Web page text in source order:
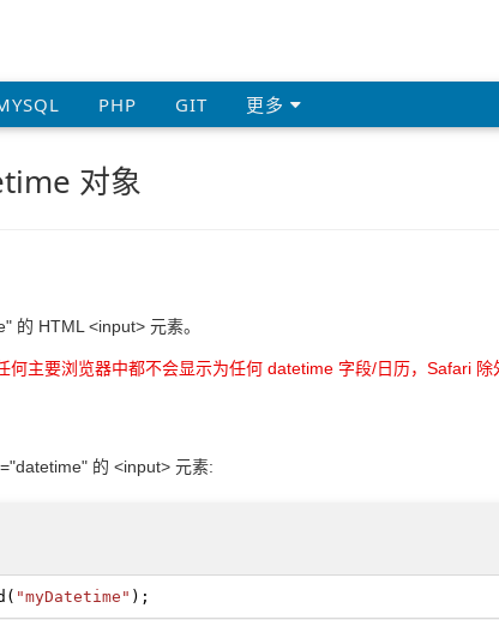
PHP GIT 更多
对象
的 HTML <input> 元素。
主要浏览器中都不会显示为任何 datetime 字段/日历，Safari 除
的 <input> 元素:
( "myDatetime" );